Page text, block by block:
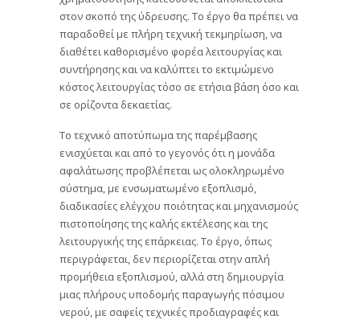
στον σκοπό της ύδρευσης. Το έργο θα πρέπει να
παραδοθεί με πλήρη τεχνική τεκμηρίωση, να
διαθέτει καθορισμένο φορέα λειτουργίας και
συντήρησης και να καλύπτει το εκτιμώμενο
κόστος λειτουργίας τόσο σε ετήσια βάση όσο και
σε ορίζοντα δεκαετίας.
Το τεχνικό αποτύπωμα της παρέμβασης
ενισχύεται και από το γεγονός ότι η μονάδα
αφαλάτωσης προβλέπεται ως ολοκληρωμένο
σύστημα, με ενσωματωμένο εξοπλισμό,
διαδικασίες ελέγχου ποιότητας και μηχανισμούς
πιστοποίησης της καλής εκτέλεσης και της
λειτουργικής της επάρκειας. Το έργο, όπως
περιγράφεται, δεν περιορίζεται στην απλή
προμήθεια εξοπλισμού, αλλά στη δημιουργία
μιας πλήρους υποδομής παραγωγής πόσιμου
νερού, με σαφείς τεχνικές προδιαγραφές και